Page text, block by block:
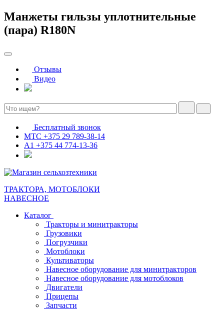
Манжеты гильзы уплотнительные
(пара) R180N
Отзывы
Видео
Бесплатный звонок
МТС +375 29 789-38-14
А1 +375 44 774-13-36
ТРАКТОРА, МОТОБЛОКИ
НАВЕСНОЕ
Каталог
Тракторы и минитракторы
Грузовики
Погрузчики
Мотоблоки
Культиваторы
Навесное оборудование для минитракторов
Навесное оборудование для мотоблоков
Двигатели
Прицепы
Запчасти